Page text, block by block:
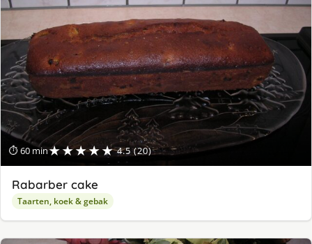
⏱ 60 min★★★★★ 4.5 (20)
Rabarber cake
Taarten, koek & gebak